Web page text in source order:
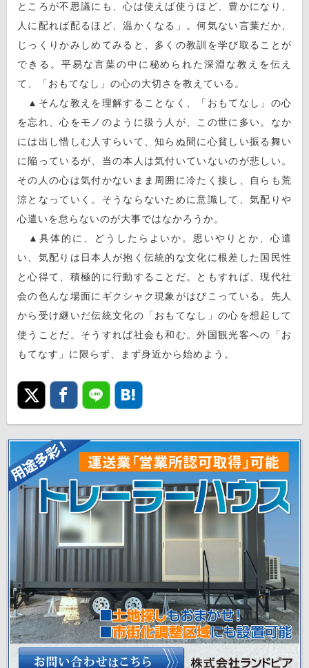
ところが不思議にも、心は使えば使うほど、豊かになり、
人に配れば配るほど、温かくなる」。何気ない言葉だか、
じっくりかみしめてみると、多くの教訓を学び取ることが
できる。平易な言葉の中に秘められた深淵な教えを伝え
て、「おもてなし」の心の大切さを教えている。
▲そんな教えを理解することなく、「おもてなし」の心
を忘れ、心をモノのように扱う人が、この世に多い。なか
には出し惜しむ人すらいて、知らぬ間に心貧しい振る舞い
に陥っているが、当の本人は気付いていないのが悲しい。
その人の心は気付かないまま周囲に冷たく接し、自らも荒
涼となっていく。そうならないために意識して、気配りや
心遣いを怠らないのが大事ではなかろうか。
▲具体的に、どうしたらよいか。思いやりとか、心遣
い、気配りは日本人が抱く伝統的な文化に根差した国民性
と心得て、積極的に行動することだ。ともすれば、現代社
会の色んな場面にギクシャク現象がはびこっている。先人
から受け継いだ伝統文化の「おもてなし」の心を想起して
使うことだ。そうすれば社会も和む。外国観光客への「お
もてなす」に限らず、まず身近から始めよう。